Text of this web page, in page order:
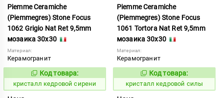
Piemme Ceramiche
(Piemmegres) Stone Focus
1062 Grigio Nat Ret 9,5mm
мозаика 30x30
Материал:
Керамогранит
817339
Код товара:
кристалл кедровой сирени
Piemme Ceramiche
(Piemmegres) Stone Focus
1061 Tortora Nat Ret 9,5mm
мозаика 30x30
Материал:
Керамогранит
817338
Код товара:
кристалл кедровой силы